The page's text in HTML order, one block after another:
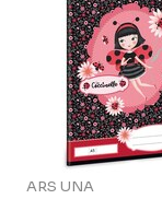
ARS UNA